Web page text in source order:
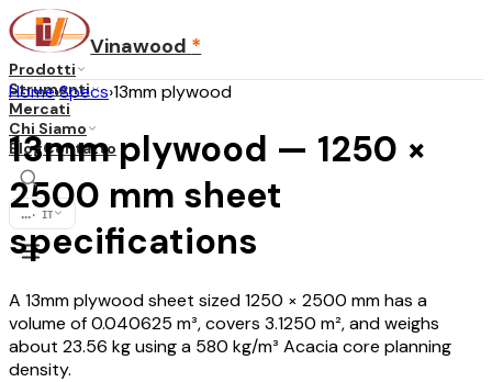
Vinawood *
Prodotti
Strumenti
Mercati
Chi Siamo
BlogContatto
... · IT
Home›Specs›13mm plywood
13mm plywood — 1250 ×
2500 mm sheet
specifications
A 13mm plywood sheet sized 1250 × 2500 mm has a
volume of 0.040625 m³, covers 3.1250 m², and weighs
about 23.56 kg using a 580 kg/m³ Acacia core planning
density.